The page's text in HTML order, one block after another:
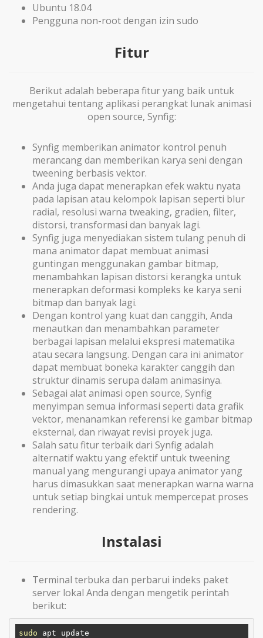
Ubuntu 18.04
Pengguna non-root dengan izin sudo
Fitur
Berikut adalah beberapa fitur yang baik untuk
mengetahui tentang aplikasi perangkat lunak animasi
open source, Synfig:
Synfig memberikan animator kontrol penuh
merancang dan memberikan karya seni dengan
tweening berbasis vektor.
Anda juga dapat menerapkan efek waktu nyata
pada lapisan atau kelompok lapisan seperti blur
radial, resolusi warna tweaking, gradien, filter,
distorsi, transformasi dan banyak lagi.
Synfig juga menyediakan sistem tulang penuh di
mana animator dapat membuat animasi
guntingan menggunakan gambar bitmap,
menambahkan lapisan distorsi kerangka untuk
menerapkan deformasi kompleks ke karya seni
bitmap dan banyak lagi.
Dengan kontrol yang kuat dan canggih, Anda
menautkan dan menambahkan parameter
berbagai lapisan melalui ekspresi matematika
atau secara langsung. Dengan cara ini animator
dapat membuat boneka karakter canggih dan
struktur dinamis serupa dalam animasinya.
Sebagai alat animasi open source, Synfig
menyimpan semua informasi seperti data grafik
vektor, menanamkan referensi ke gambar bitmap
eksternal, dan riwayat revisi proyek juga.
Salah satu fitur terbaik dari Synfig adalah
alternatif waktu yang efektif untuk tweening
manual yang mengurangi upaya animator yang
harus dimasukkan saat menerapkan warna warna
untuk setiap bingkai untuk mempercepat proses
rendering.
Instalasi
Terminal terbuka dan perbarui indeks paket
server lokal Anda dengan mengetik perintah
berikut:
sudo